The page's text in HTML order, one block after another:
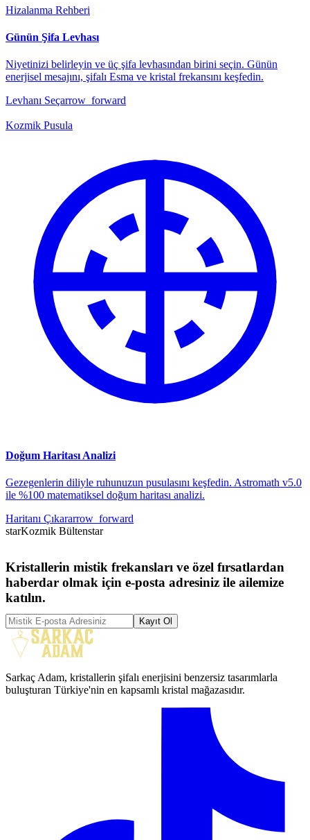
Hizalanma Rehberi
Günün Şifa Levhası
Niyetinizi belirleyin ve üç şifa levhasından birini seçin. Günün
enerjisel mesajını, şifalı Esma ve kristal frekansını keşfedin.
Levhanı Seçarrow_forward
Kozmik Pusula
Doğum Haritası Analizi
Gezegenlerin diliyle ruhunuzun pusulasını keşfedin. Astromath v5.0
ile %100 matematiksel doğum haritası analizi.
Haritanı Çıkararrow_forward
starKozmik Bültenstar
Kristallerin mistik frekansları ve özel fırsatlardan
haberdar olmak için e-posta adresiniz ile ailemize
katılın.
Kayıt Ol
Sarkaç Adam, kristallerin şifalı enerjisini benzersiz tasarımlarla
buluşturan Türkiye'nin en kapsamlı kristal mağazasıdır.